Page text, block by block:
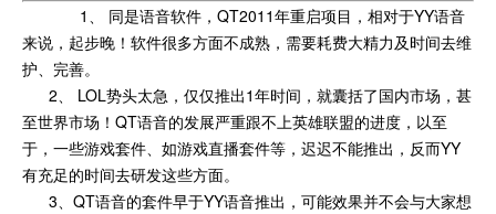
1、 同是语音软件，QT2011年重启项目，相对于YY语音
来说，起步晚！软件很多方面不成熟，需要耗费大精力及时间去维
护、完善。
2、 LOL势头太急，仅仅推出1年时间，就囊括了国内市场，甚
至世界市场！QT语音的发展严重跟不上英雄联盟的进度，以至
于，一些游戏套件、如游戏直播套件等，迟迟不能推出，反而YY
有充足的时间去研发这些方面。
3、QT语音的套件早于YY语音推出，可能效果并不会与大家想